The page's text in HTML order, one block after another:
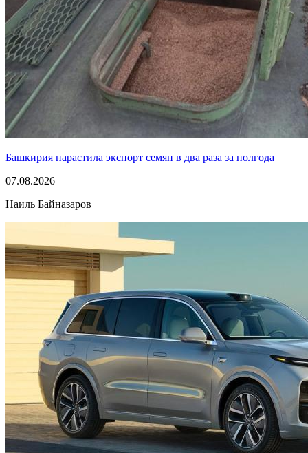
Башкирия нарастила экспорт семян в два раза за полгода
07.08.2026
Наиль Байназаров